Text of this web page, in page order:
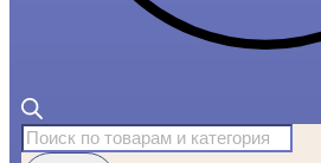
Поиск
товаров